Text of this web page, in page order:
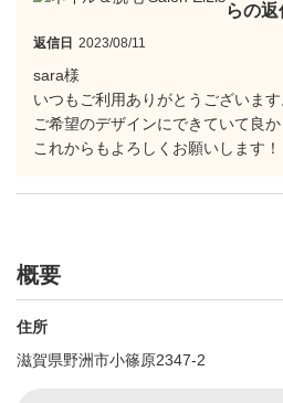
らの返
返信日 2023/08/11
sara様
いつもご利用ありがとうございます
ご希望のデザインにできていて良か
これからもよろしくお願いします！
概要
住所
滋賀県野洲市小篠原2347-2